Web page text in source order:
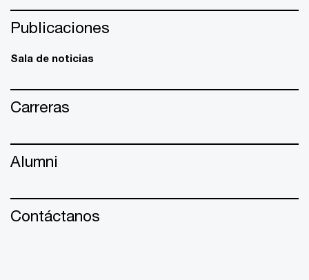
Publicaciones
Sala de noticias
Carreras
Alumni
Contáctanos